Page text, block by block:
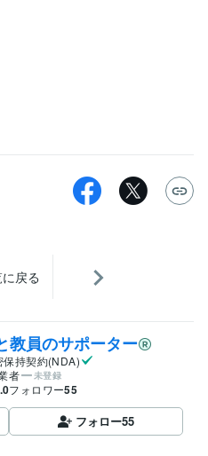
戻る
教員のサポーター
保持契約(NDA)
者
未登録
フォロワー55
フォロー55